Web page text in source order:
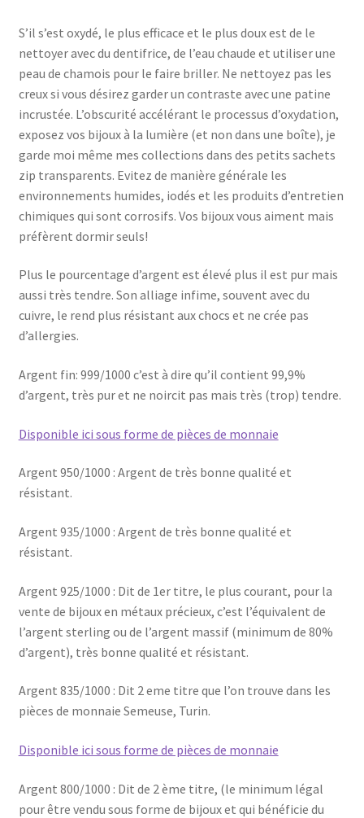
S’il s’est oxydé, le plus efficace et le plus doux est de le
nettoyer avec du dentifrice, de l’eau chaude et utiliser une
peau de chamois pour le faire briller. Ne nettoyez pas les
creux si vous désirez garder un contraste avec une patine
incrustée. L’obscurité accélérant le processus d’oxydation,
exposez vos bijoux à la lumière (et non dans une boîte), je
garde moi même mes collections dans des petits sachets
zip transparents. Evitez de manière générale les
environnements humides, iodés et les produits d’entretien
chimiques qui sont corrosifs. Vos bijoux vous aiment mais
préfèrent dormir seuls!
Plus le pourcentage d’argent est élevé plus il est pur mais
aussi très tendre. Son alliage infime, souvent avec du
cuivre, le rend plus résistant aux chocs et ne crée pas
d’allergies.
Argent fin: 999/1000 c’est à dire qu’il contient 99,9%
d’argent, très pur et ne noircit pas mais très (trop) tendre.
Disponible ici sous forme de pièces de monnaie
Argent 950/1000 : Argent de très bonne qualité et
résistant.
Argent 935/1000 : Argent de très bonne qualité et
résistant.
Argent 925/1000 : Dit de 1er titre, le plus courant, pour la
vente de bijoux en métaux précieux, c’est l’équivalent de
l’argent sterling ou de l’argent massif (minimum de 80%
d’argent), très bonne qualité et résistant.
Argent 835/1000 : Dit 2 eme titre que l’on trouve dans les
pièces de monnaie Semeuse, Turin.
Disponible ici sous forme de pièces de monnaie
Argent 800/1000 : Dit de 2 ème titre, (le minimum légal
pour être vendu sous forme de bijoux et qui bénéficie du